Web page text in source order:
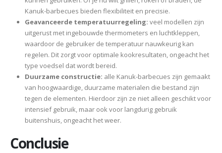
Kanuk-barbecues bieden flexibiliteit en precisie.
Geavanceerde temperatuurregeling: veel modellen zijn
uitgerust met ingebouwde thermometers en luchtkleppen,
waardoor de gebruiker de temperatuur nauwkeurig kan
regelen. Dit zorgt voor optimale kookresultaten, ongeacht het
type voedsel dat wordt bereid.
Duurzame constructie: alle Kanuk-barbecues zijn gemaakt
van hoogwaardige, duurzame materialen die bestand zijn
tegen de elementen. Hierdoor zijn ze niet alleen geschikt voor
intensief gebruik, maar ook voor langdurig gebruik
buitenshuis, ongeacht het weer.
Conclusie